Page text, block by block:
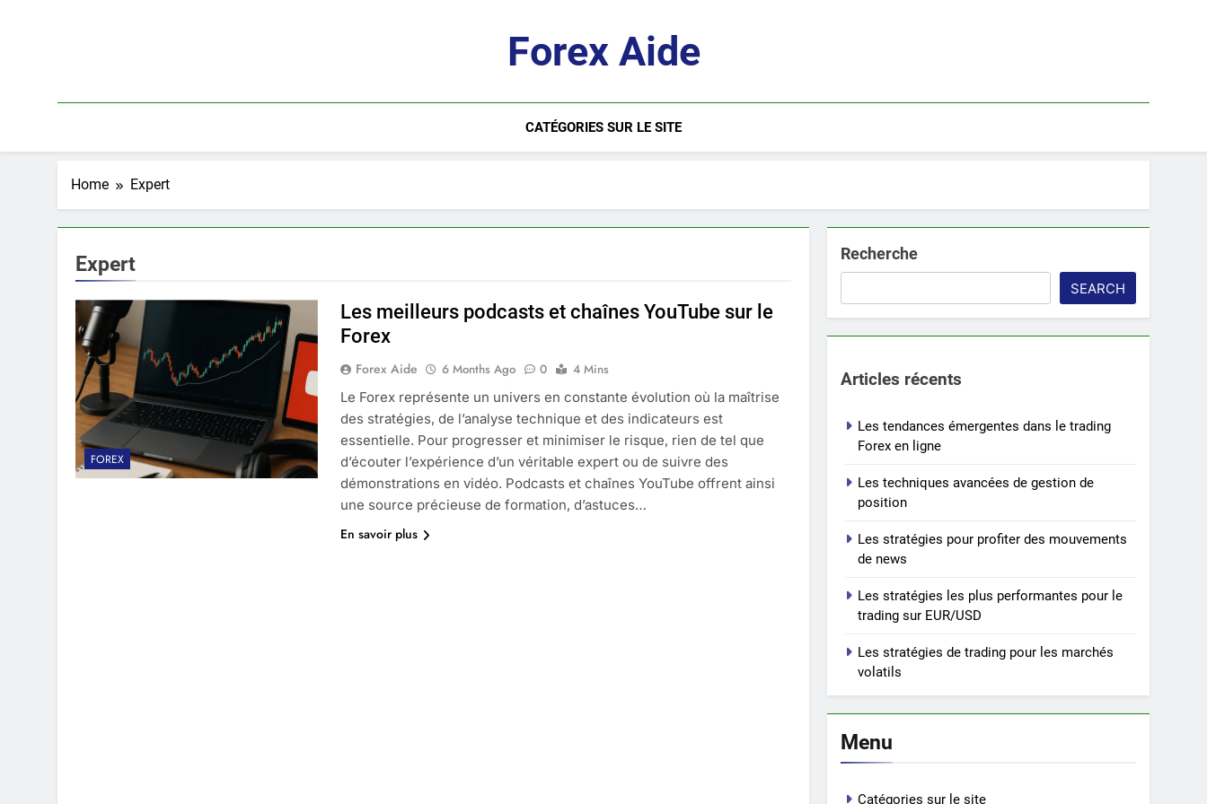
Forex Aide
CATÉGORIES SUR LE SITE
Home Expert
Expert
FOREX
Les meilleurs podcasts et chaînes YouTube sur le
Forex
Forex Aide 6 Months Ago 0
4 Mins
Le Forex représente un univers en constante évolution où la maîtrise
des stratégies, de l’analyse technique et des indicateurs est
essentielle. Pour progresser et minimiser le risque, rien de tel que
d’écouter l’expérience d’un véritable expert ou de suivre des
démonstrations en vidéo. Podcasts et chaînes YouTube offrent ainsi
une source précieuse de formation, d’astuces…
En savoir plus
Recherche
SEARCH
Articles récents
Les tendances émergentes dans le trading
Forex en ligne
Les techniques avancées de gestion de
position
Les stratégies pour profiter des mouvements
de news
Les stratégies les plus performantes pour le
trading sur EUR/USD
Les stratégies de trading pour les marchés
volatils
Menu
Catégories sur le site